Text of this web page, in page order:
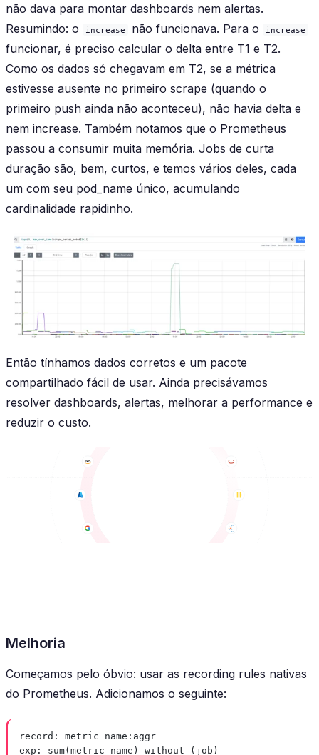
não dava para montar dashboards nem alertas.
Resumindo: o
increase não funcionava. Para o increase
funcionar, é preciso calcular o delta entre T1 e T2.
Como os dados só chegavam em T2, se a métrica
estivesse ausente no primeiro scrape (quando o
primeiro push ainda não aconteceu), não havia delta e
nem increase. Também notamos que o Prometheus
passou a consumir muita memória. Jobs de curta
duração são, bem, curtos, e temos vários deles, cada
um com seu pod_name único, acumulando
cardinalidade rapidinho.
Então tínhamos dados corretos e um pacote
compartilhado fácil de usar. Ainda precisávamos
resolver dashboards, alertas, melhorar a performance e
reduzir o custo.
Melhoria
Começamos pelo óbvio: usar as recording rules nativas
do Prometheus. Adicionamos o seguinte:
record : metric_name:aggr
exp : sum(metric_name) without (job)